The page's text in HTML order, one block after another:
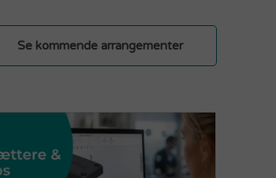
Se kommende arrangementer